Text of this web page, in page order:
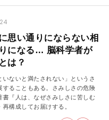
思い通りにならない相
になる… 脳科学者が
は？
いないと満たされない」というさ
ることもある。さみしさの危険
『人は、なぜさみしさに苦しむ
構成してお届けする。